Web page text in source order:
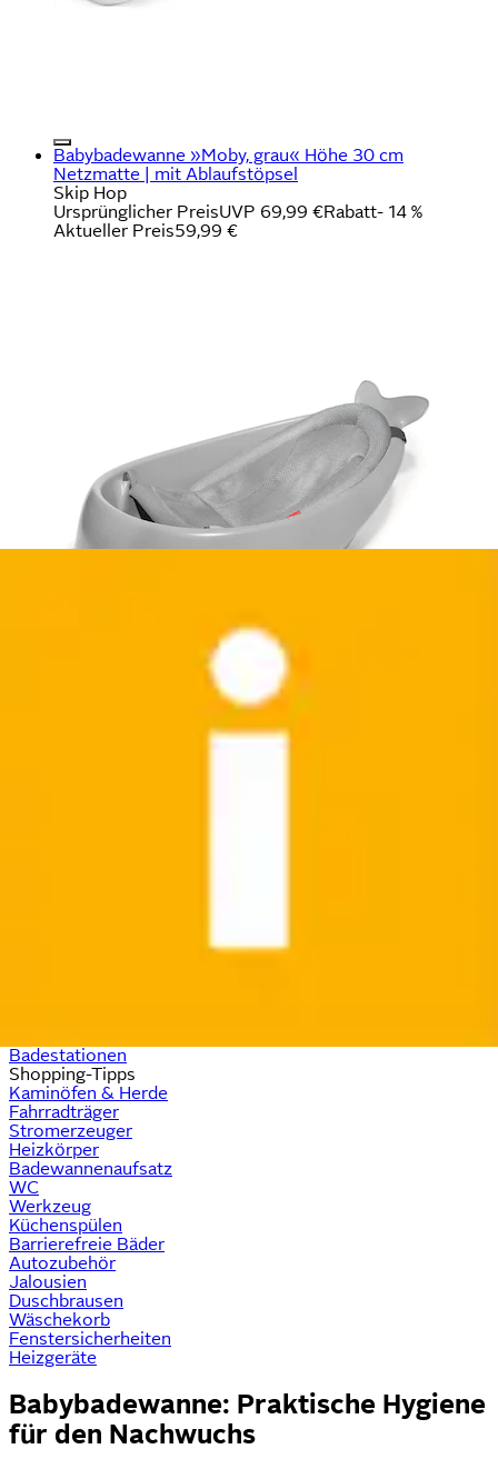
Babybadewanne »Moby, grau« Höhe 30 cm
Netzmatte | mit Ablaufstöpsel
Skip Hop
Ursprünglicher PreisUVP 69,99 €Rabatt- 14 %
Aktueller Preis59,99 €
Badestationen
Shopping-Tipps
Kaminöfen & Herde
Fahrradträger
Stromerzeuger
Heizkörper
Badewannenaufsatz
WC
Werkzeug
Küchenspülen
Barrierefreie Bäder
Autozubehör
Jalousien
Duschbrausen
Wäschekorb
Fenstersicherheiten
Heizgeräte
Babybadewanne: Praktische Hygiene
für den Nachwuchs